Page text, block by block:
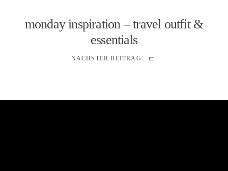
monday inspiration – travel outfit &
essentials
NÄCHSTER BEITRAG